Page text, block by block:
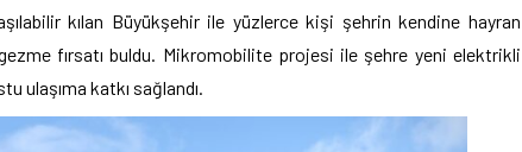
kılan Büyükşehir ile yüzlerce kişi şehrin kendine hayran
fırsatı buldu. Mikromobilite projesi ile şehre yeni elektrikli
ulaşıma katkı sağlandı.